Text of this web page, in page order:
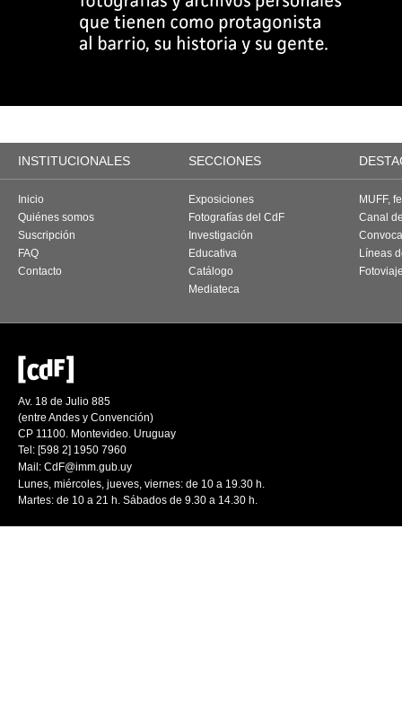
INSTITUCIONALES SECCIONES
Inicio
Quiénes somos
Suscripción
FAQ
Contacto
Exposiciones
Fotografías del CdF
Investigación
Educativa
Catálogo
Mediateca
MUFF,
Canal
Líneas
Av. 18 de Julio 885
(entre Andes y Convención)
CP 11100. Montevideo. Uruguay
Tel: [598 2] 1950 7960
Mail: CdF@imm.gub.uy
Lunes, miércoles, jueves, viernes: de 10 a 19.30 h.
Martes: de 10 a 21 h. Sábados de 9.30 a 14.30 h.